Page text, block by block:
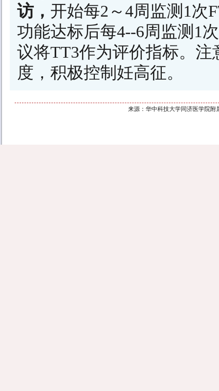
访， 开始每2～4周监测1次
功能达标后每4--6周监测1
议将TT3作为评价指标。注
度，积极控制妊高征。
来源：华中科技大学同济医学院